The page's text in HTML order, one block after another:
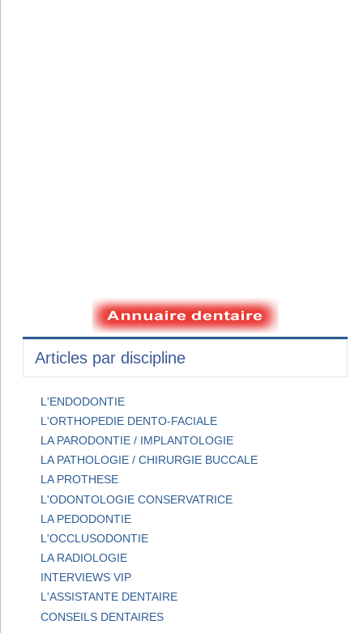
Articles par discipline
L'ENDODONTIE
L'ORTHOPEDIE DENTO-FACIALE
LA PARODONTIE / IMPLANTOLOGIE
LA PATHOLOGIE / CHIRURGIE BUCCALE
LA PROTHESE
L'ODONTOLOGIE CONSERVATRICE
LA PEDODONTIE
L'OCCLUSODONTIE
LA RADIOLOGIE
INTERVIEWS VIP
L'ASSISTANTE DENTAIRE
CONSEILS DENTAIRES